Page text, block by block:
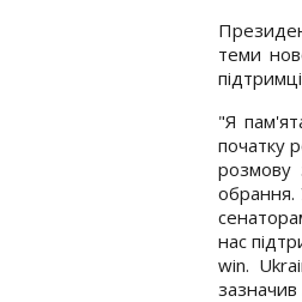
теми
"Я
початку
розмову
обрання.
нас
win.